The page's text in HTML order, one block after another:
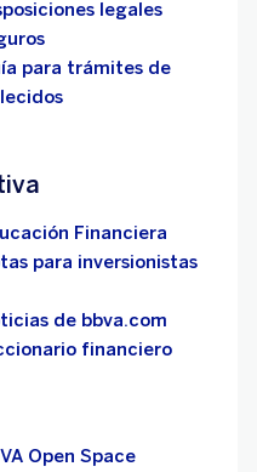
legales
para trámites de
Financiera
para inversionistas
de bbva.com
financiero
Open Space